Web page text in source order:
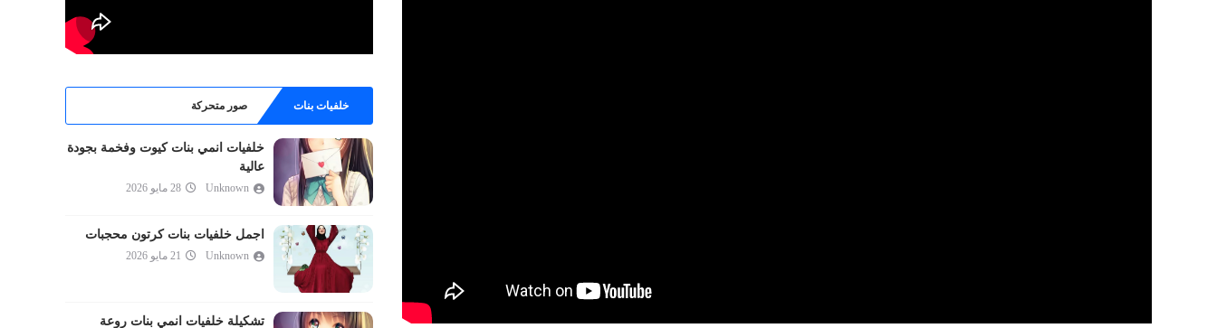
خلفيات بنات صور متحركة
خلفيات انمي بنات كيوت وفخمة بجودة
عالية
Unknown 28 مايو 2026
اجمل خلفيات بنات كرتون محجبات
Unknown 21 مايو 2026
تشكيلة خلفيات انمي بنات روعة